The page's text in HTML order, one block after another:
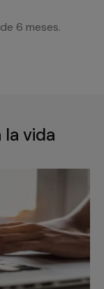
6 meses.
la vida